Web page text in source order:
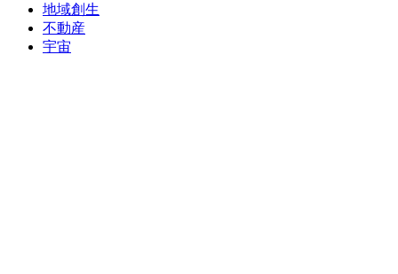
地域創生
不動産
宇宙